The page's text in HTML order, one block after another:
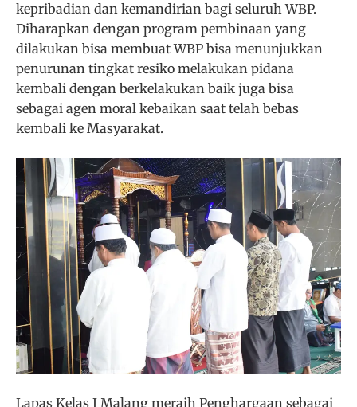
kepribadian dan kemandirian bagi seluruh WBP.
Diharapkan dengan program pembinaan yang
dilakukan bisa membuat WBP bisa menunjukkan
penurunan tingkat resiko melakukan pidana
kembali dengan berkelakukan baik juga bisa
sebagai agen moral kebaikan saat telah bebas
kembali ke Masyarakat.
Lapas Kelas I Malang meraih Penghargaan sebagai